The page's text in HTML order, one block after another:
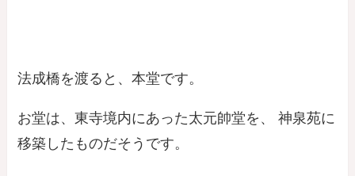
法成橋を渡ると、本堂です。
お堂は、東寺境内にあった太元帥堂を、 神泉苑に
移築したものだそうです。